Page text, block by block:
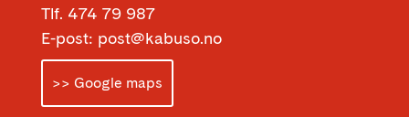
Tlf. 474 79 987
E-post: post@kabuso.no
>> Google maps